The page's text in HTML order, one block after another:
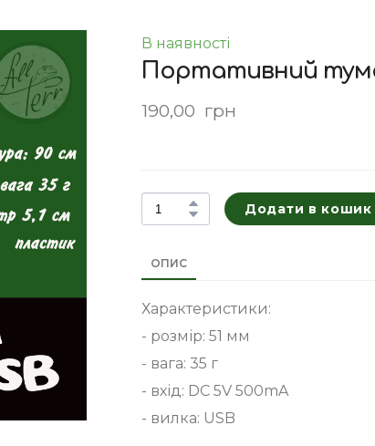
В наявності
Портативний
190,00  грн
Додати в кошик
ОПИС
Характеристики:
- розмір: 51 мм
- вага: 35 г
- вхід: DC 5V 500mA
- вилка: USB